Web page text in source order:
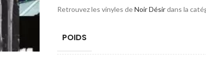
Retrouvez les vinyles deNoir Désirdans la
POIDS